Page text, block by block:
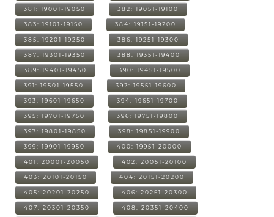
381: 19001-19050 382: 19051-19100
383: 19101-19150 384: 19151-19200
385: 19201-19250 386: 19251-19300
387: 19301-19350 388: 19351-19400
389: 19401-19450 390: 19451-19500
391: 19501-19550 392: 19551-19600
393: 19601-19650 394: 19651-19700
395: 19701-19750 396: 19751-19800
397: 19801-19850 398: 19851-19900
399: 19901-19950 400: 19951-20000
401: 20001-20050 402: 20051-20100
403: 20101-20150 404: 20151-20200
405: 20201-20250 406: 20251-20300
407: 20301-20350 408: 20351-20400